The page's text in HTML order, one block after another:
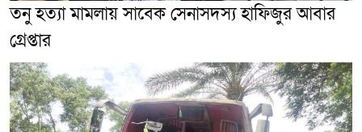
তনু হত্যা মামলায় সাবেক সেনাসদস্য হাফিজুর আবার
গ্রেপ্তা‌র